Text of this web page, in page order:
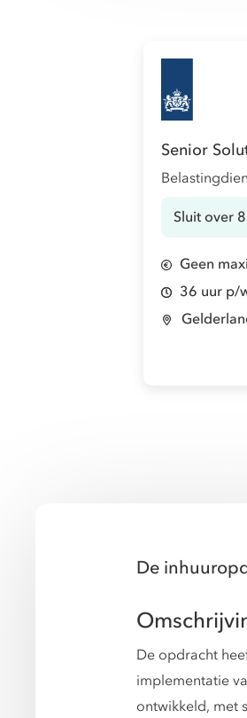
Senior
Sluit over
Geen
36 uur p/
De
De opdracht
implementatie
ontwikkeld, met